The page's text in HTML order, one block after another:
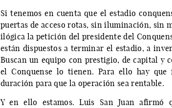
Si tenemos en cuenta que el estadio
puertas de acceso rotas, sin iluminación, sin
ilógica la petición del presidente del
están dispuestos a terminar el estadio, a
Buscan un equipo con prestigio, de capital y
el Conquense lo tienen. Para ello hay
duración para que la operación sea rentable.
Y en ello estamos. Luis San Juan afirmó